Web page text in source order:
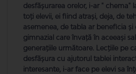
desfășurarea orelor, i-ar " chema"
toți elevii, ei fiind atrași, deja, de
asemenea, de tabla ar beneficia și
gimnazial care învață în aceeași
generațiile următoare. Lecțiile pe
desfășura cu ajutorul tablei
interesante, i-ar face pe elevi sa